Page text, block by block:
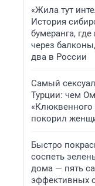
«Жила тут
История
бумеранга,
через
два в России
Самый
Турции: чем
«Клюквенного
покорил
Быстро
соспеть
дома — пять
эффективных